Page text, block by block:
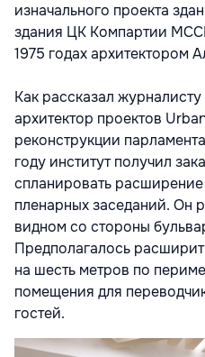
изначального проекта
здания ЦК Компартии
1975 годах архитектором
Как рассказал
архитектор проектов
реконструкции
году институт получил
спланировать
пленарных заседаний. Он
видном со стороны
Предполагалось
на шесть метров по
помещения для
гостей.